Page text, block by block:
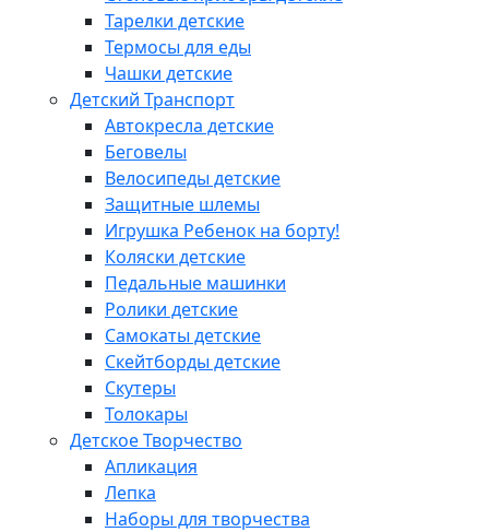
Тарелки детские
Термосы для еды
Чашки детские
Детский Транспорт
Автокресла детские
Беговелы
Велосипеды детские
Защитные шлемы
Игрушка Ребенок на борту!
Коляски детские
Педальные машинки
Ролики детские
Самокаты детские
Скейтборды детские
Скутеры
Толокары
Детское Творчество
Апликация
Лепка
Наборы для творчества